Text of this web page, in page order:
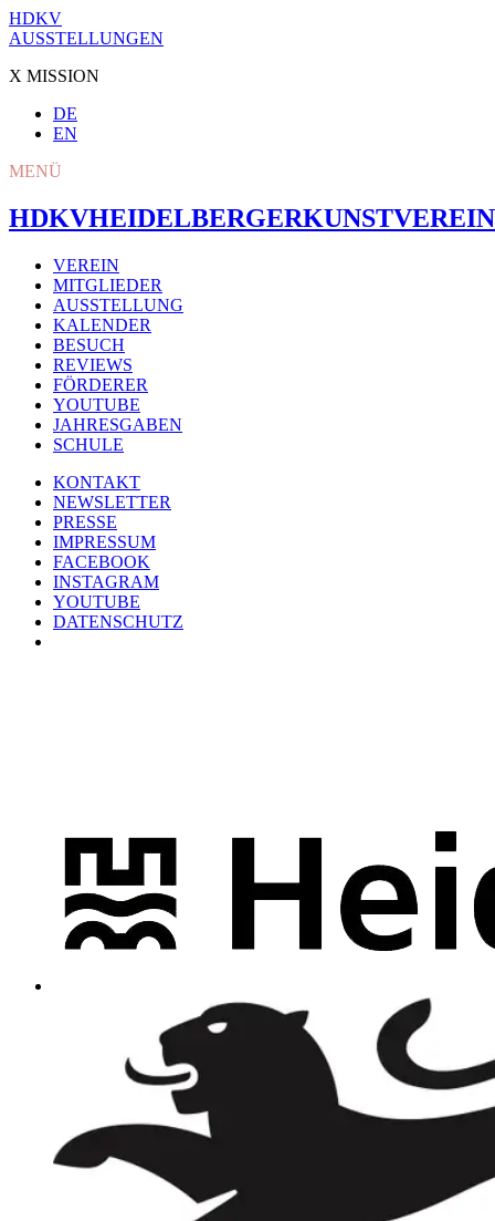
HDKV
AUSSTELLUNGEN
X MISSION
DE
EN
MENÜ
HDKVHEIDELBERGERKUNSTVEREIN
VEREIN
MITGLIEDER
AUSSTELLUNG
KALENDER
BESUCH
REVIEWS
FÖRDERER
YOUTUBE
JAHRESGABEN
SCHULE
KONTAKT
NEWSLETTER
PRESSE
IMPRESSUM
FACEBOOK
INSTAGRAM
YOUTUBE
DATENSCHUTZ